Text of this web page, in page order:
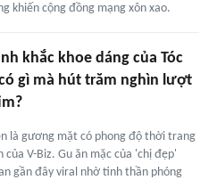
khiến cộng đồng mạng xôn xao.
khắc khoe dáng của Tóc
gì mà hút trăm nghìn lượt
là gương mặt có phong độ thời trang
của V-Biz. Gu ăn mặc của 'chị đẹp'
gần đây viral nhờ tinh thần phóng